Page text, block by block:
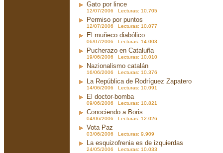
Gato por lince
12/07/2006 Lecturas: 10.705
Permiso por puntos
12/07/2006 Lecturas: 10.077
El muñeco diabólico
06/07/2006 Lecturas: 14.003
Pucherazo en Cataluña
19/06/2006 Lecturas: 10.010
Nazionalismo catalán
16/06/2006 Lecturas: 10.376
La República de Rodríguez Zapatero
14/06/2006 Lecturas: 10.091
El doctor-bomba
09/06/2006 Lecturas: 10.821
Conociendo a Boris
04/06/2006 Lecturas: 12.026
Vota Paz
03/06/2006 Lecturas: 9.909
La esquizofrenia es de izquierdas
24/05/2006 Lecturas: 10.033